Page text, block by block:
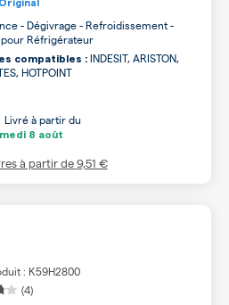
Original
- Dégivrage - Refroidissement -
Réfrigérateur
compatibles : INDESIT, ARISTON,
HOTPOINT
Livré à partir du
8 août
à partir de9,51 €
: K59H2800
(4)